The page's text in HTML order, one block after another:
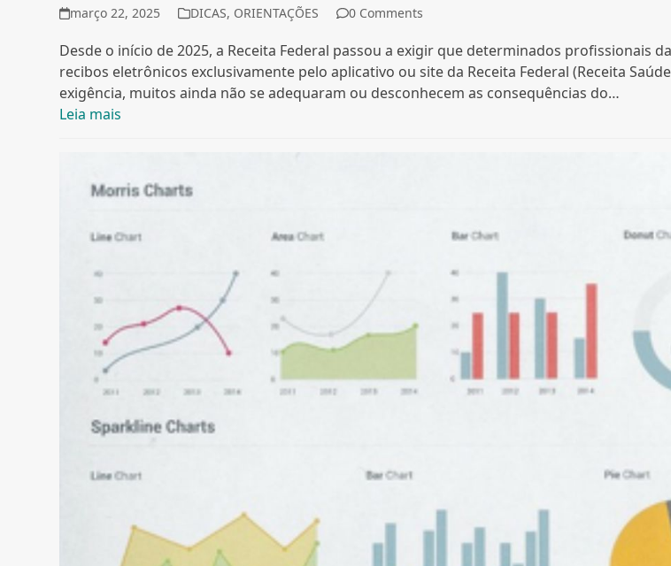
março 22, 2025 DICAS, ORIENTAÇÕES 0 Comments
Desde o início de 2025, a Receita Federal passou a exigir que determinados profissionais
recibos eletrônicos exclusivamente pelo aplicativo ou site da Receita Federal (Receita
exigência, muitos ainda não se adequaram ou desconhecem as consequências do…
Leia mais